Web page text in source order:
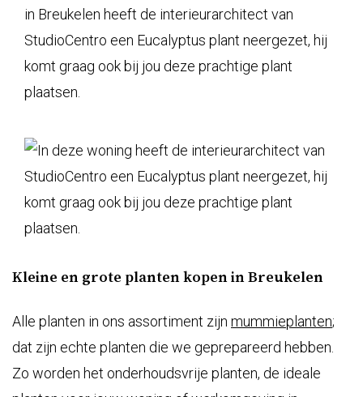
Kleine en grote planten kopen in Breukelen
Alle planten in ons assortiment zijn mummieplanten;
dat zijn echte planten die we geprepareerd hebben.
Zo worden het onderhoudsvrije planten, de ideale